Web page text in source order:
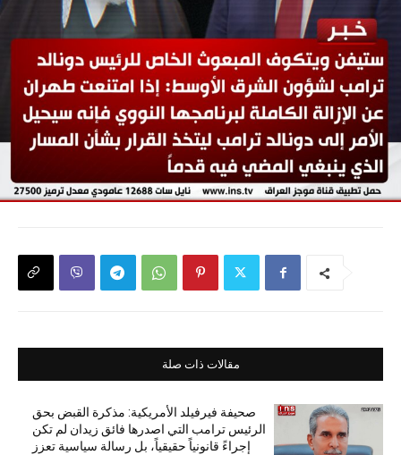
مقالات ذات صلة
صحيفة فيرفيلد الأمريكية: مذكرة القبض بحق
الرئيس ترامب التي اصدرها فائق زيدان لم تكن
إجراءً قانونياً حقيقياً، بل رسالة سياسية تعزز